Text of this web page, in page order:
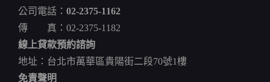
公司電話： 02-2375-1162
傳 真：02-2375-1182
線上貸款預約諮詢
地址：台北市萬華區貴陽街二段70號1樓
免責聲明